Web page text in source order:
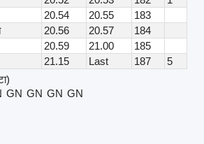
20.54 20.55
183
20.56 20.57
184
20.59 21.00
185
21.15 Last 187
5
GN GN GN GN